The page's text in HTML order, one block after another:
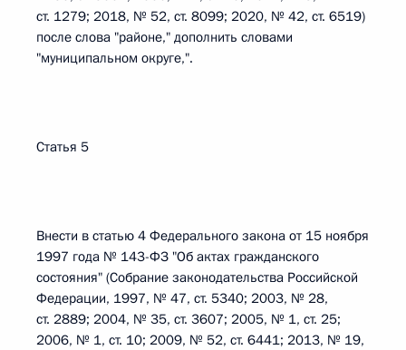
ст. 1279; 2018, № 52, ст. 8099; 2020, № 42, ст. 6519)
после слова "районе," дополнить словами
"муниципальном округе,".
Статья 5
Внести в статью 4 Федерального закона от 15 ноября
1997 года № 143-ФЗ "Об актах гражданского
состояния" (Собрание законодательства Российской
Федерации, 1997, № 47, ст. 5340; 2003, № 28,
ст. 2889; 2004, № 35, ст. 3607; 2005, № 1, ст. 25;
2006, № 1, ст. 10; 2009, № 52, ст. 6441; 2013, № 19,